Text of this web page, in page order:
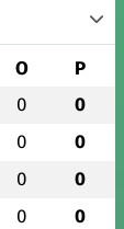
O P
0 0
0 0
0 0
0 0